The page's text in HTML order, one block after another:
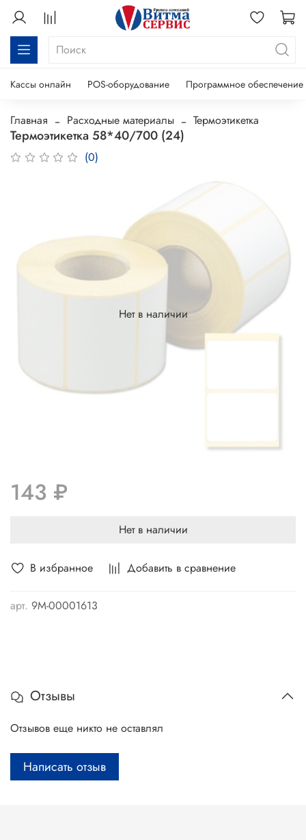
Кассы онлайн POS-оборудование Программное обеспечение
Главная Расходные материалы Термоэтикетка
Термоэтикетка 58*40/700 (24)
(0)
В избранное Добавить в сравнение
арт. 9М-00001613
Нет в наличии
143 ₽
Нет в наличии
Отзывы
Отзывов еще никто не оставлял
Написать отзыв